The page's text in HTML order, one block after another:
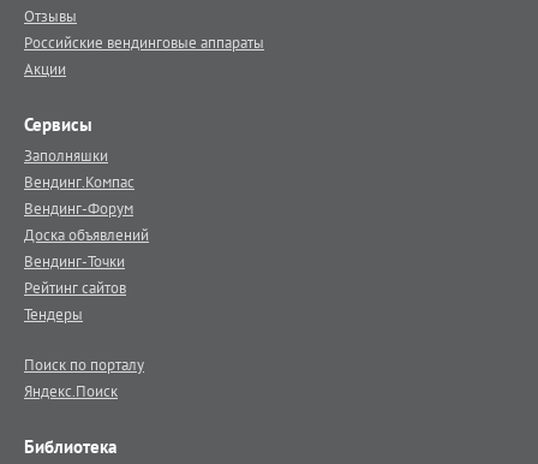
Отзывы
Российские вендинговые аппараты
Акции
Сервисы
Заполняшки
Вендинг.Компас
Вендинг-Форум
Доска объявлений
Вендинг-Точки
Рейтинг сайтов
Тендеры
Поиск по порталу
Яндекс.Поиск
Библиотека